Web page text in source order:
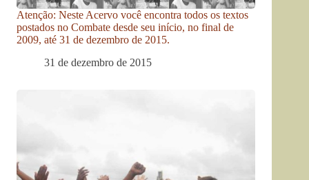
Atenção: Neste Acervo você encontra todos os textos
postados no Combate desde seu início, no final de
2009, até 31 de dezembro de 2015.
31 de dezembro de 2015